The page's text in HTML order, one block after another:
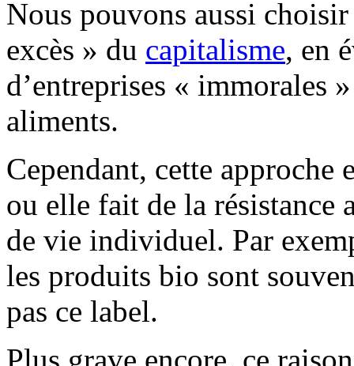
Nous pouvons aussi
excès » du capitalisme, en
d’entreprises « immorales
aliments.
Cependant, cette approche
ou elle fait de la résistance
de vie individuel. Par
les produits bio sont
pas ce label.
Plus grave encore, ce